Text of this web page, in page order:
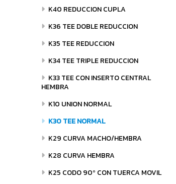
K40 REDUCCION CUPLA
K36 TEE DOBLE REDUCCION
K35 TEE REDUCCION
K34 TEE TRIPLE REDUCCION
K33 TEE CON INSERTO CENTRAL
HEMBRA
K10 UNION NORMAL
K30 TEE NORMAL
K29 CURVA MACHO/HEMBRA
K28 CURVA HEMBRA
K25 CODO 90º CON TUERCA MOVIL